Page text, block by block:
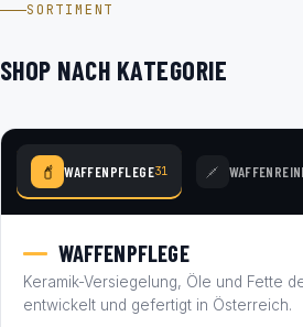
SORTIMENT
SHOP NACH KATEGORIE
WAFFENPFLEGE31
WAFFENPFLEGE
Keramik-Versiegelung, Öle und Fette
entwickelt und gefertigt in Österreich.